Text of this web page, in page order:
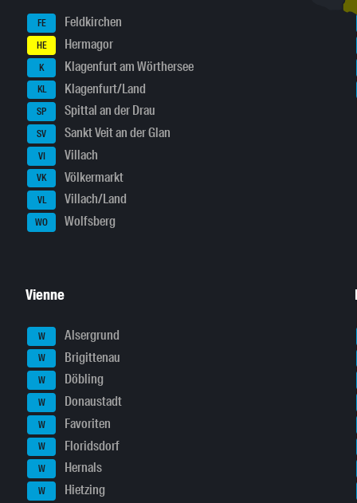
FE Feldkirchen
HE Hermagor
K Klagenfurt am Wörthersee
KL Klagenfurt/Land
SP Spittal an der Drau
SV Sankt Veit an der Glan
VI Villach
VK Völkermarkt
VL Villach/Land
WO Wolfsberg
Vienne
W Alsergrund
W Brigittenau
W Döbling
W Donaustadt
W Favoriten
W Floridsdorf
W Hernals
W Hietzing